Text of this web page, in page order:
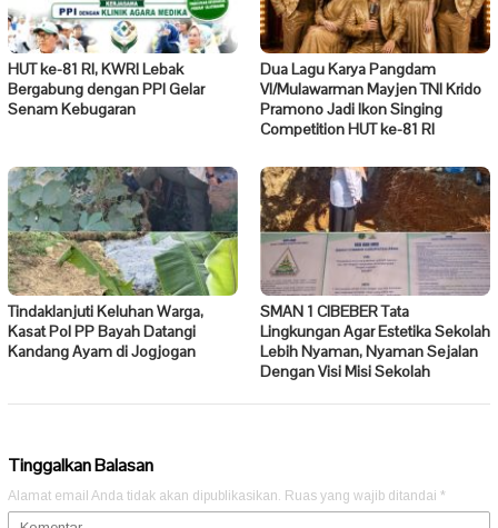
HUT ke-81 RI, KWRI Lebak
Bergabung dengan PPI Gelar
Senam Kebugaran
Dua Lagu Karya Pangdam
VI/Mulawarman Mayjen TNI Krido
Pramono Jadi Ikon Singing
Competition HUT ke-81 RI
Tindaklanjuti Keluhan Warga,
Kasat Pol PP Bayah Datangi
Kandang Ayam di Jogjogan
SMAN 1 CIBEBER Tata
Lingkungan Agar Estetika Sekolah
Lebih Nyaman, Nyaman Sejalan
Dengan Visi Misi Sekolah
Tinggalkan Balasan
Alamat email Anda tidak akan dipublikasikan. Ruas yang wajib ditandai *